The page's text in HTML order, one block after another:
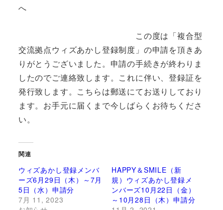
へ
この度は「複合型
交流拠点ウィズあかし登録制度」の申請を頂きあ
りがとうございました。申請の手続きが終わりま
したのでご連絡致します。これに伴い、登録証を
発行致します。こちらは郵送にてお送りしており
ます。お手元に届くまで今しばらくお待ちくださ
い。
関連
ウィズあかし登録メンバ
ーズ6月29日（木）～7月
5日（水）申請分
7月 11, 2023
HAPPY＆SMILE（新
規）ウィズあかし登録メ
ンバーズ10月22日（金）
～10月28日（木）申請分